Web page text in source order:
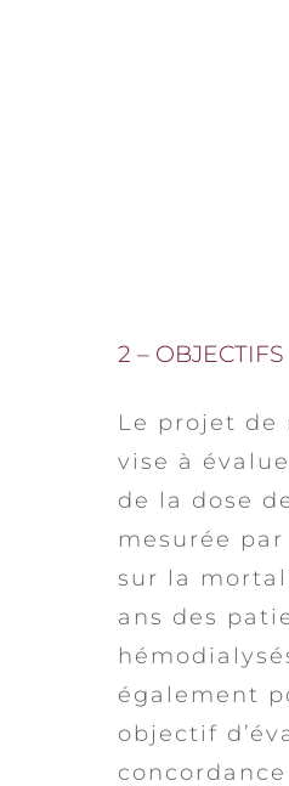
2 – OBJECTIFS
Le projet de
vise à
de la dose
mesurée
sur la
ans des
également
objectif